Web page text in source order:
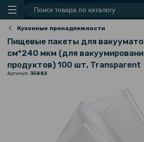
Кухонные принадлежности
Пищевые пакеты для
см*240 мкм (для
продуктов) 100 шт, Transparent
Артикул: 35882